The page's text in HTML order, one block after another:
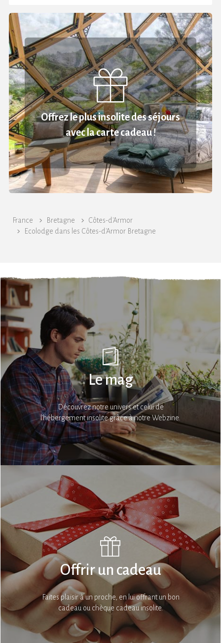
Offrez le plus insolite des séjours
avec la carte cadeau !
France Bretagne
Côtes-d'Armor
Ecolodge dans les Côtes-d'Armor Bretagne
Le mag
Découvrez notre univers et celui de
l’hébergement insolite grâce à notre Webzine.
Offrir un cadeau
Faites plaisir à un proche, en lui offrant un bon
cadeau ou chèque cadeau insolite.